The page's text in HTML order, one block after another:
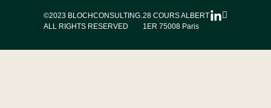
©2023 BLOCHCONSULTING.
ALL RIGHTS RESERVED
28 COURS ALBERT
1ER 75008 Paris